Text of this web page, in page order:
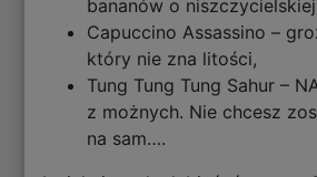
bananów o
Capuccino Assassino –
który nie zna litości,
Tung Tung Tung Sahur –
z możnych. Nie chcesz
na sam….